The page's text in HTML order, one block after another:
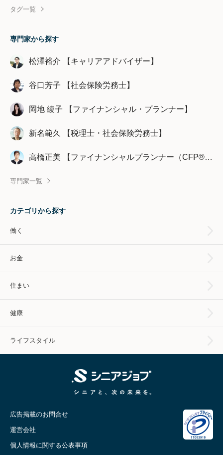
タグ一覧
専門家から探す
松澤裕介 【キャリアアドバイザー】
谷口芳子 【社会保険労務士】
岡地 綾子 【ファイナンシャル・プランナー】
新名範久 【税理士・社会保険労務士】
高橋正美 【ファイナンシャルプランナー（CFP®認定者）】
専門家一覧
カテゴリから探す
働く
お金
住まい
健康
ライフスタイル
広告掲載のお問合せ
運営会社
個人情報に関する公表事項